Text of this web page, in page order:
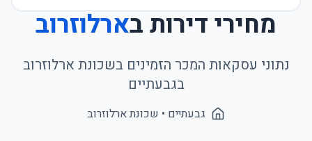
מחירי דירות בארלוזרוב
נתוני עסקאות המכר הזמינים בשכונת ארלוזרוב
בגבעתיים
גבעתיים • שכונתארלוזרוב